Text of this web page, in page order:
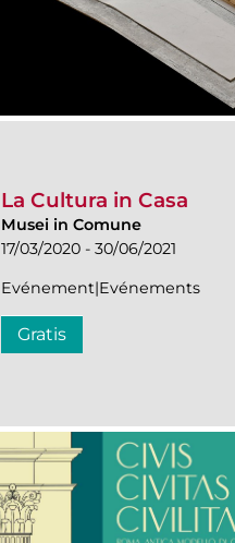
La Cultura in Casa
Musei in Comune
17/03/2020 - 30/06/2021
Evénement|Evénements
Gratis